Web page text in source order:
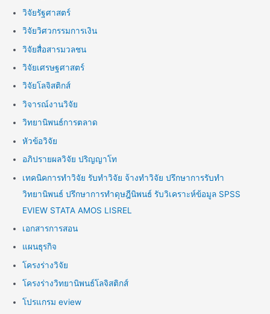
วิจัยรัฐศาสตร์
วิจัยวิศวกรรมการเงิน
วิจัยสื่อสารมวลชน
วิจัยเศรษฐศาสตร์
วิจัยโลจิสติกส์
วิจารณ์งานวิจัย
วิทยานิพนธ์การตลาด
หัวข้อวิจัย
อภิปรายผลวิจัย ปริญญาโท
เทคนิคการทำวิจัย รับทำวิจัย จ้างทำวิจัย ปรึกษาการรับทำ
วิทยานิพนธ์ ปรึกษาการทำดุษฎีนิพนธ์ รับวิเคราะห์ข้อมูล SPSS
EVIEW STATA AMOS LISREL
เอกสารการสอน
แผนธุรกิจ
โครงร่างวิจัย
โครงร่างวิทยานิพนธ์โลจิสติกส์
โปรแกรม eview